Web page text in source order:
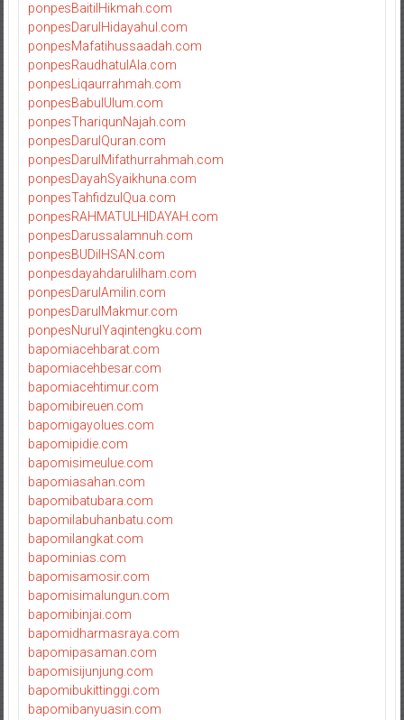
ponpesBaitilHikmah.com
ponpesDarulHidayahul.com
ponpesMafatihussaadah.com
ponpesRaudhatulAla.com
ponpesLiqaurrahmah.com
ponpesBabulUlum.com
ponpesThariqunNajah.com
ponpesDarulQuran.com
ponpesDarulMifathurrahmah.com
ponpesDayahSyaikhuna.com
ponpesTahfidzulQua.com
ponpesRAHMATULHIDAYAH.com
ponpesDarussalamnuh.com
ponpesBUDiIHSAN.com
ponpesdayahdarulilham.com
ponpesDarulAmilin.com
ponpesDarulMakmur.com
ponpesNurulYaqintengku.com
bapomiacehbarat.com
bapomiacehbesar.com
bapomiacehtimur.com
bapomibireuen.com
bapomigayolues.com
bapomipidie.com
bapomisimeulue.com
bapomiasahan.com
bapomibatubara.com
bapomilabuhanbatu.com
bapomilangkat.com
bapominias.com
bapomisamosir.com
bapomisimalungun.com
bapomibinjai.com
bapomidharmasraya.com
bapomipasaman.com
bapomisijunjung.com
bapomibukittinggi.com
bapomibanyuasin.com